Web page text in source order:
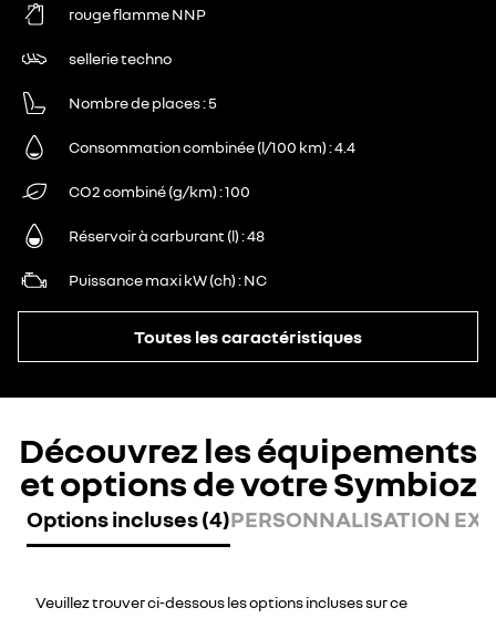
rouge flamme NNP
sellerie techno
Nombre de places 5
Consommation combinée (l/100 km) 4.4
CO2 combiné (g/km) 100
Réservoir à carburant (l) 48
Puissance maxi kW (ch) NC
Toutes les caractéristiques
Découvrez les équipements
et options de votre Symbioz
Options incluses (4)PERSONNALISATION
Veuillez trouver ci-dessous les options incluses sur ce